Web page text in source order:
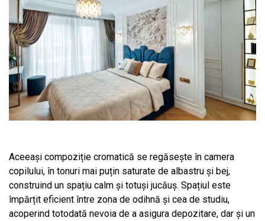
Aceeași compoziție cromatică se regăsește în camera
copilului, în tonuri mai puțin saturate de albastru și bej,
construind un spațiu calm și totuși jucăuș. Spațiul este
împărțit eficient între zona de odihnă și cea de studiu,
acoperind totodată nevoia de a asigura depozitare, dar și un